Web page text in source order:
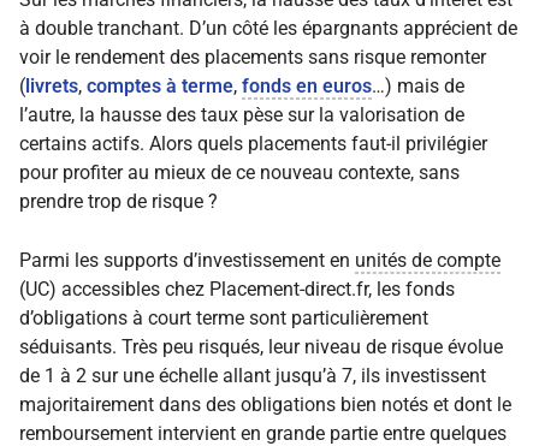
à double tranchant. D’un côté les épargnants apprécient de
voir le rendement des placements sans risque remonter
(livrets, comptes à terme, fonds en euros…) mais de
l’autre, la hausse des taux pèse sur la valorisation de
certains actifs. Alors quels placements faut-il privilégier
pour profiter au mieux de ce nouveau contexte, sans
prendre trop de risque ?
Parmi les supports d’investissement en unités de compte
(UC) accessibles chez Placement-direct.fr, les fonds
d’obligations à court terme sont particulièrement
séduisants. Très peu risqués, leur niveau de risque évolue
de 1 à 2 sur une échelle allant jusqu’à 7, ils investissent
majoritairement dans des obligations bien notés et dont le
remboursement intervient en grande partie entre quelques